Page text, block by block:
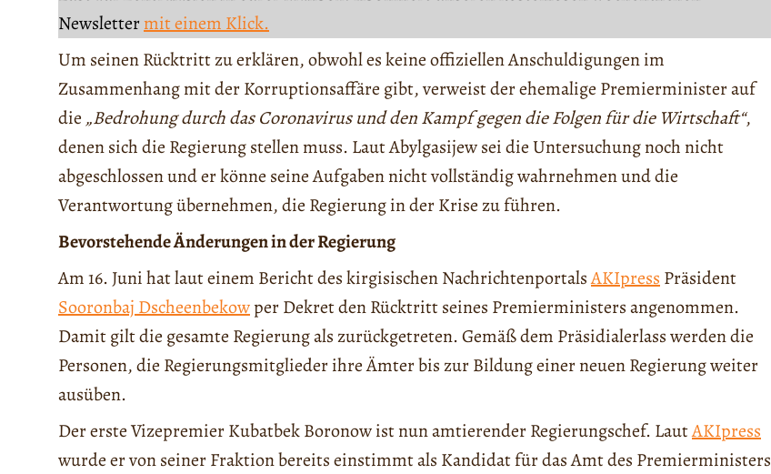
Newslettermit einem Klick.
Um seinen Rücktritt zu erklären, obwohl es keine offiziellen Anschuldigungen im
Zusammenhang mit der Korruptionsaffäre gibt, verweist der ehemalige Premierminister auf
die „Bedrohung durch das Coronavirus und den Kampf gegen die Folgen für die Wirtschaft“,
denen sich die Regierung stellen muss. Laut Abylgasijew sei die Untersuchung noch nicht
abgeschlossen und er könne seine Aufgaben nicht vollständig wahrnehmen und die
Verantwortung übernehmen, die Regierung in der Krise zu führen.
Bevorstehende Änderungen in der Regierung
Am 16. Juni hat laut einem Bericht des kirgisischen NachrichtenportalsAKIpress Präsident
Sooronbaj Dscheenbekowper Dekret den Rücktritt seines Premierministers angenommen.
Damit gilt die gesamte Regierung als zurückgetreten. Gemäß dem Präsidialerlass werden die
Personen, die Regierungsmitglieder ihre Ämter bis zur Bildung einer neuen Regierung weiter
ausüben.
Der erste Vizepremier Kubatbek Boronow ist nun amtierender Regierungschef. LautAKIpress
wurde er von seiner Fraktion bereits einstimmt als Kandidat für das Amt des Premierministers